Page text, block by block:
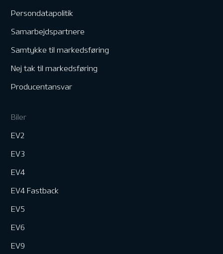
Persondatapolitik
Samarbejdspartnere
Samtykke til markedsføring
Nej tak til markedsføring
Producentansvar
Biler
EV2
EV3
EV4
EV4 Fastback
EV5
EV6
EV9